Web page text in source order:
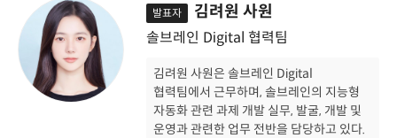
발표자 김려원 사원
솔브레인 Digital 협력팀
김려원 사원은 솔브레인 Digital
협력팀에서 근무하며, 솔브레인의 지능형
자동화 관련 과제 개발 실무, 발굴, 개발 및
운영과 관련한 업무 전반을 담당하고 있다.